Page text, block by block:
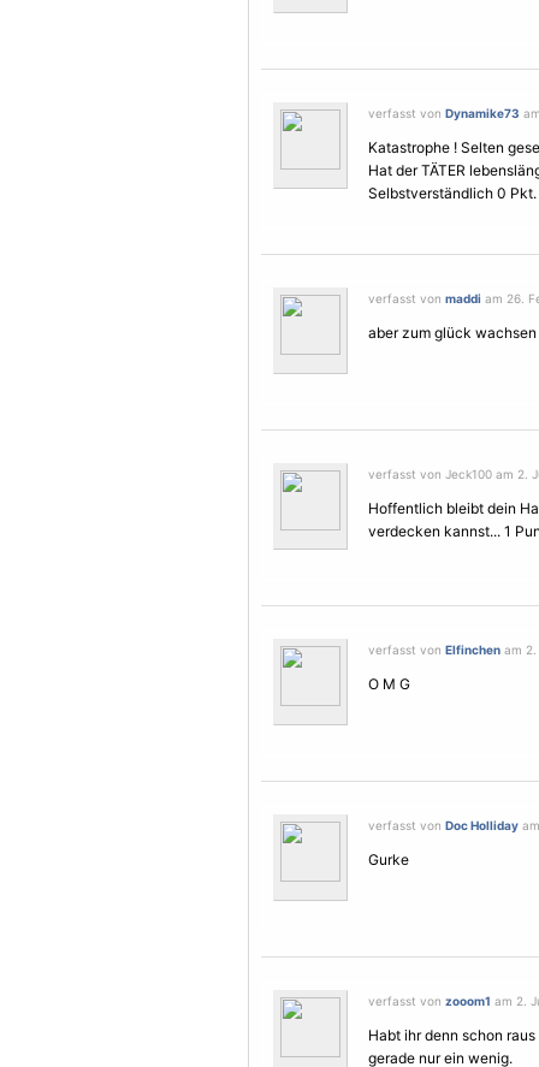
verfasst von Dynamike73
Katastrophe ! Selten
Hat der TÄTER
Selbstverständlich 0 Pkt.
verfasst von maddi am 26.
aber zum glück
verfasst von Jeck100 am 2.
Hoffentlich bleibt dein
verdecken kannst... 1
verfasst von Elfinchen am 2.
O M G
verfasst von Doc Holliday
Gurke
verfasst von zooom1 am 2.
Habt ihr denn schon
gerade nur ein wenig.